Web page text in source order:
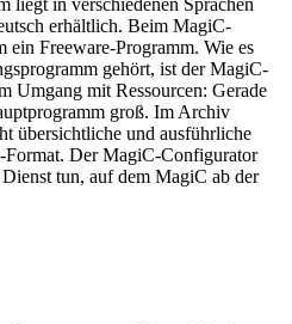
liegt in verschiedenen Sprachen
erhältlich. Beim MagiC-
ein Freeware-Programm. Wie es
gehört, ist der MagiC-
Umgang mit Ressourcen: Gerade
groß. Im Archiv
übersichtliche und ausführliche
Der MagiC-Configurator
tun, auf dem MagiC ab der